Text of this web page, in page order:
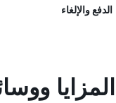
الدفع والإلغاء
المزايا